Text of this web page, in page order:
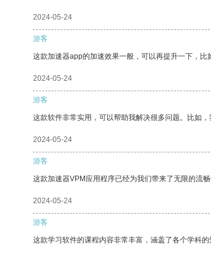
2024-05-24
游客
这款加速器app的加速效果一般，可以再提升一下，比
2024-05-24
游客
这款软件非常实用，可以帮助我解决很多问题。比如
2024-05-24
游客
这款加速器VPM应用程序已经为我们带来了无限的流畅
2024-05-24
游客
这款学习软件的课程内容非常丰富，涵盖了各个学科